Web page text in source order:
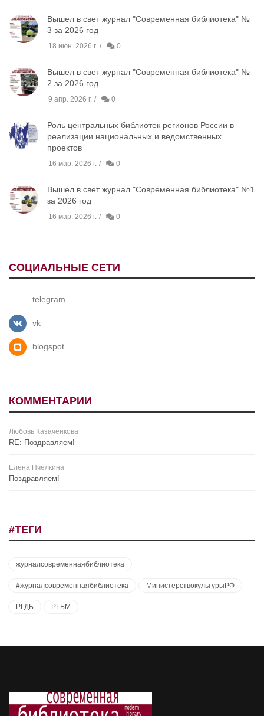
Вышел в свет журнал "Современная библиотека" №
3 за 2026 год
18 июн. 2026 г. 0
Вышел в свет журнал "Современная библиотека" №
2 за 2026 год
9 апр. 2026 г. 0
Роль центральных библиотек регионов России в
реализации национальных и ведомственных
проектов
16 мар. 2026 г. 0
Вышел в свет журнал "Современная библиотека" №1
за 2026 год
16 мар. 2026 г. 0
СОЦИАЛЬНЫЕ СЕТИ
telegram
vk
blogspot
КОММЕНТАРИИ
Любовь Казаченкова
RE: Поздравляем!
Елена Пчёлкина
Поздравляем!
#ТЕГИ
журналсовременнаябиблиотека
#журналсовременнаябиблиотека МинистерствокультурыРФ
РГДБ РГБМ